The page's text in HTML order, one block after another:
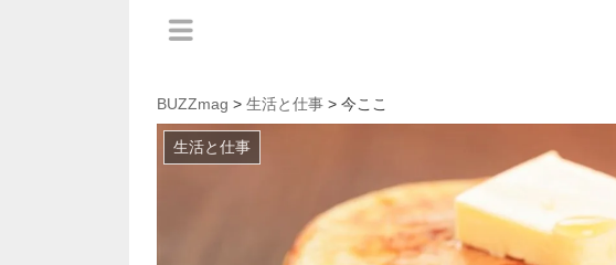
BUZZmag > 生活と仕事 > 今ここ
生活と仕事